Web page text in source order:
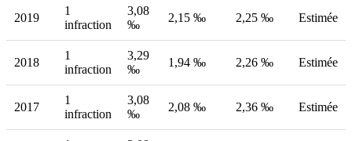
2019
1
infraction
3,08
‰
2,15 ‰ 2,25 ‰ Estimée
2018
1
infraction
3,29
‰
1,94 ‰ 2,26 ‰ Estimée
2017
1
infraction
3,08
‰
2,08 ‰ 2,36 ‰ Estimée